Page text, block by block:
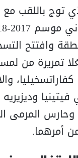
توج باللقب مع
وافتتح
تمريرة من
وحارس المرمى
أمرهما.